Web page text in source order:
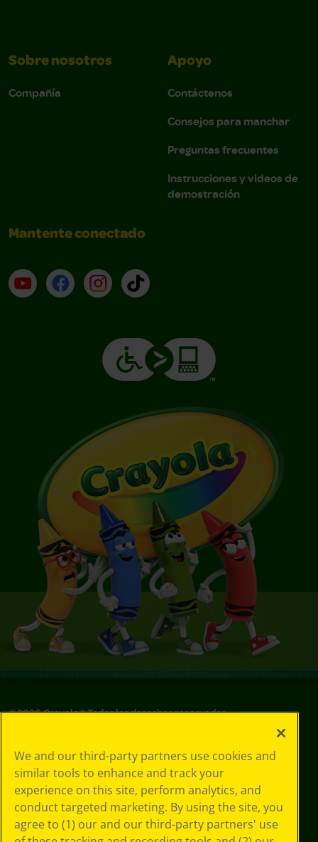
Sobre nosotros
Compañía
Apoyo
Contáctenos
Consejos para manchar
Preguntas frecuentes
Instrucciones y videos de
demostración
Mantente conectado
YouTube (en inglés)
Facebook (en inglés)
Instagram (en inglés)
TikTok
©2026Crayola® Todos los derechos reservados.
de privacidad
Política de
privacidad
Términos de SMS
GDPR
Aviso de
We and our third-party partners use cookies and
similar tools to enhance and track your
experience on this site, perform analytics, and
conduct targeted marketing. By using the site, you
agree to (1) our and our third-party partners' use